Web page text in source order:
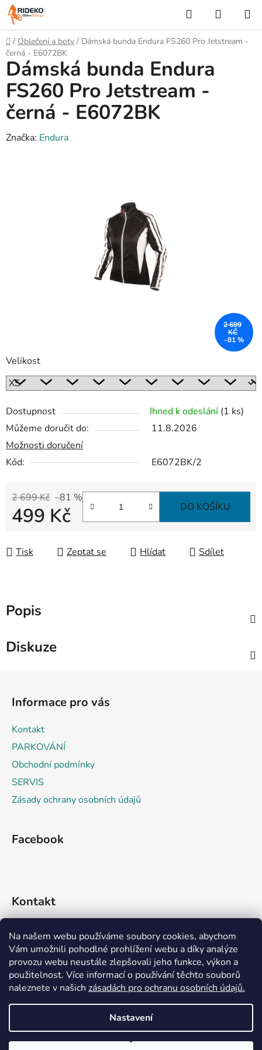
Na našem webu používáme soubory cookies, abychom
Vám umožnili pohodlné prohlížení webu a díky analýze
provozu webu neustále zlepšovali jeho funkce, výkon a
použitelnost. Více informací o používání těchto souborů
naleznete v našich zásadách pro ochranu osobních údajů.
Nastavení
Přejít
na
obsah
Hledat
KOŠÍK
Domů
/ Oblečení a boty / Dámská bunda Endura FS260 Pro Jetstream -
černá - E6072BK
Velikost
Dostupnost Ihned k odeslání (1 ks)
Můžeme doručit do:
11.8.2026
Možnosti doručení
Kód:
E6072BK/2
2 699 Kč –81 %
499 Kč DO KOŠÍKU
Tisk Zeptat se Hlídat Sdílet
Dámská bunda Endura
FS260 Pro Jetstream -
černá - E6072BK
Značka: Endura
2 699
KČ
–81 %
Popis
Diskuze
Informace pro vás
Kontakt
PARKOVÁNÍ
Obchodní podmínky
SERVIS
Zásady ochrany osobních údajů
Facebook
Kontakt
info@rideko.cz
+420 721 360 992
Vytvořil Shoptet